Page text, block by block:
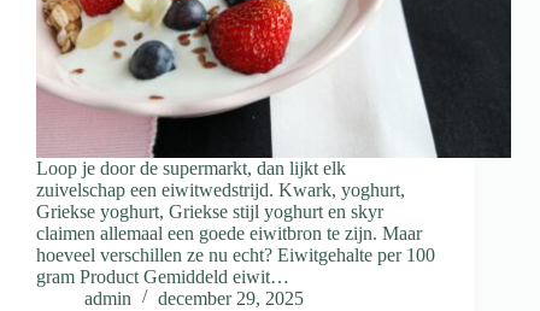
Loop je door de supermarkt, dan lijkt elk
zuivelschap een eiwitwedstrijd. Kwark, yoghurt,
Griekse yoghurt, Griekse stijl yoghurt en skyr
claimen allemaal een goede eiwitbron te zijn. Maar
hoeveel verschillen ze nu echt? Eiwitgehalte per 100
gram Product Gemiddeld eiwit…
admin
december 29, 2025